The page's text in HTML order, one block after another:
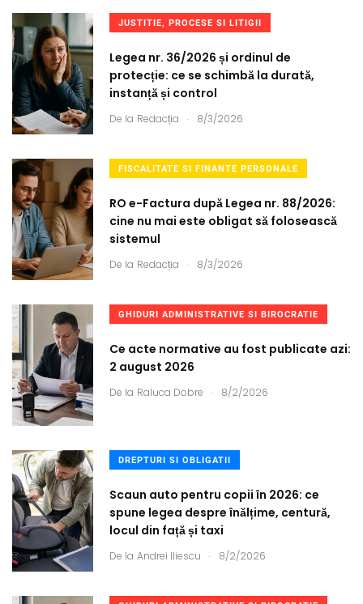
JUSTITIE, PROCESE SI LITIGII
Legea nr. 36/2026 și ordinul de
protecție: ce se schimbă la durată,
instanță și control
De la Redacția . 8/3/2026
FISCALITATE SI FINANTE PERSONALE
RO e-Factura după Legea nr. 88/2026:
cine nu mai este obligat să folosească
sistemul
De la Redacția . 8/3/2026
GHIDURI ADMINISTRATIVE SI BIROCRATIE
Ce acte normative au fost publicate azi:
2 august 2026
De la Raluca Dobre . 8/2/2026
DREPTURI SI OBLIGATII
Scaun auto pentru copii în 2026: ce
spune legea despre înălțime, centură,
locul din față și taxi
De la Andrei Iliescu . 8/2/2026